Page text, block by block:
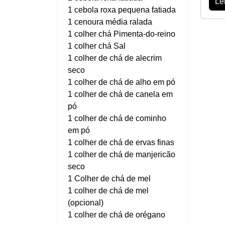
1 cebola roxa pequena fatiada
1 cenoura média ralada
1 colher chá Pimenta-do-reino
1 colher chá Sal
1 colher de chá de alecrim
seco
1 colher de chá de alho em pó
1 colher de chá de canela em
pó
1 colher de chá de cominho
em pó
1 colher de chá de ervas finas
1 colher de chá de manjericão
seco
1 Colher de chá de mel
1 colher de chá de mel
(opcional)
1 colher de chá de orégano